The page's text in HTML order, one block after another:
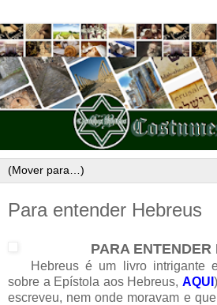
Para entender Hebreus
PARA ENTENDER
Hebreus é um livro intrigante
sobre a Epístola aos Hebreus, AQUI
escreveu, nem onde moravam e